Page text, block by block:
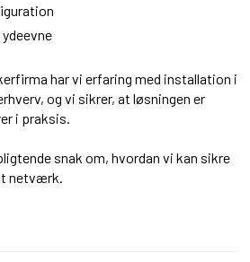
har vi erfaring med installation i
og vi sikrer, at løsningen er
i praksis.
snak om, hvordan vi kan sikre
netværk.